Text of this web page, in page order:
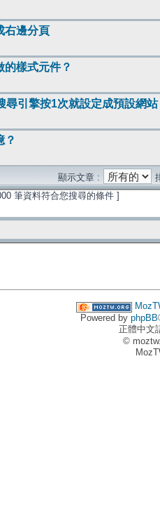
右邊分頁
的樣式元件？
尋引擎按1次就設定成預設網站
？
顯示文章 :
筆資料符合您搜尋的條件 ]
Powered by phpBB
正體中文
©